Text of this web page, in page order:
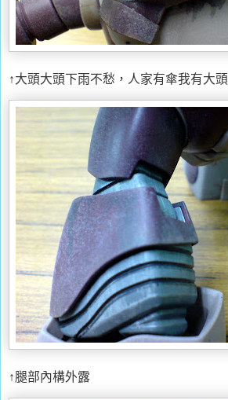
↑大頭大頭下雨不愁，人家有傘我有大頭
↑腿部內構外露